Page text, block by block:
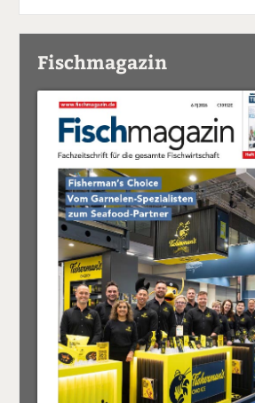
Fischmagazin